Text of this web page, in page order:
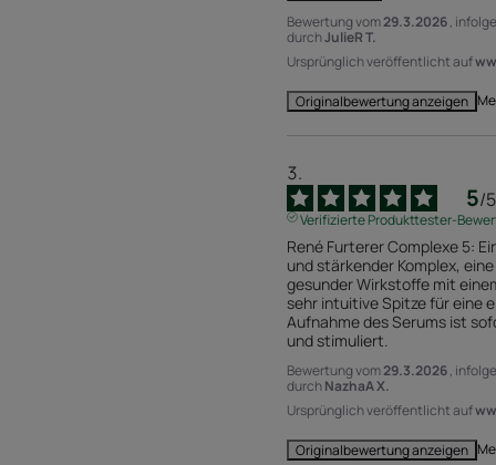
Bewertung vom29.3.2026,
durchJulieR T.
Ursprünglich veröffentlicht auf
Originalbewertung anzeigen
5/5
Verifizierte Produkttester-
René Furterer Complexe 5:
und stärkender Komplex,
gesunder Wirkstoffe mit
sehr intuitive Spitze für eine
Aufnahme des Serums ist
und stimuliert.
Bewertung vom29.3.2026,
durchNazhaA X.
Ursprünglich veröffentlicht auf
Originalbewertung anzeigen